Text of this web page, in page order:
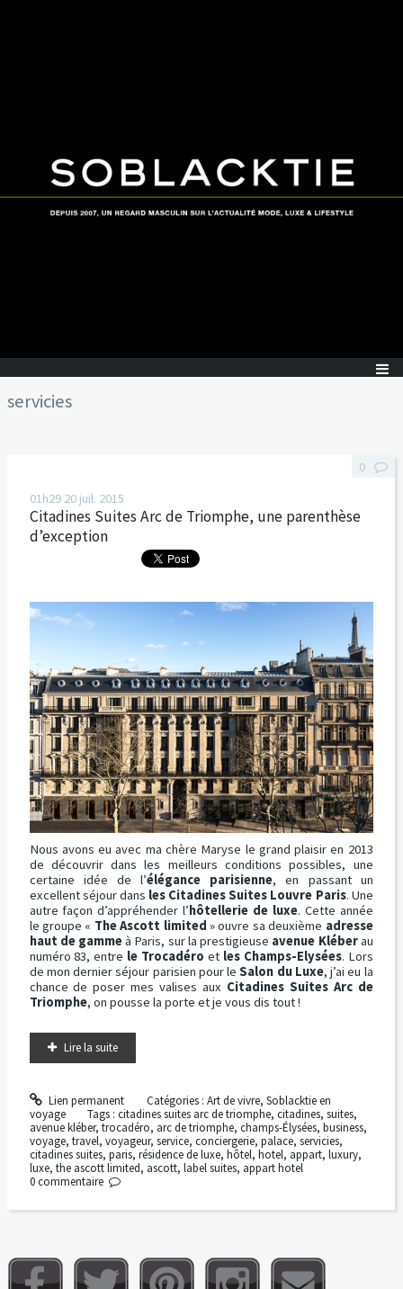
servicies
01h29 20 juil. 2015
Citadines Suites Arc de Triomphe, une parenthèse
d’exception
Nous avons eu avec ma chère Maryse le grand plaisir en 2013
de découvrir dans les meilleurs conditions possibles, une
certaine idée de l’élégance parisienne, en passant un
excellent séjour dans les Citadines Suites Louvre Paris. Une
autre façon d’appréhender l’hôtellerie de luxe. Cette année
le groupe « The Ascott limited » ouvre sa deuxième adresse
haut de gammeà Paris, sur la prestigieuse avenue Kléberau
numéro 83, entre le Trocadéro et les Champs-Elysées. Lors
de mon dernier séjour parisien pour leSalon du Luxe, j’ai eu la
chance de poser mes valises aux Citadines Suites Arc de
Triomphe, on pousse la porte et je vous dis tout !
Lire la suite
Lien permanent Catégories : Art de vivre, Soblacktie en
voyage
Tags :citadines suites arc de triomphe,citadines,suites,
avenue kléber, trocadéro, arc de triomphe, champs-Élysées, business,
voyage, travel, voyageur, service, conciergerie, palace, servicies,
citadines suites, paris, résidence de luxe, hôtel, hotel, appart, luxury,
luxe, the ascott limited, ascott, label suites, appart hotel
0
0 commentaire